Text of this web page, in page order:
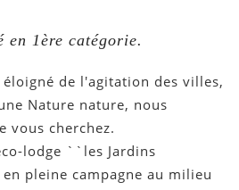
en 1ère catégorie.
de l'agitation des villes,
Nature nature, nous
vous cherchez.
lodge ``les Jardins
pleine campagne au milieu